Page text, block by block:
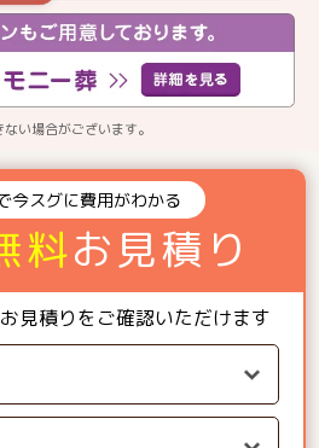
い場合がございます。
今スグに費用がわかる
料お見積り
見積りをご確認いただけます